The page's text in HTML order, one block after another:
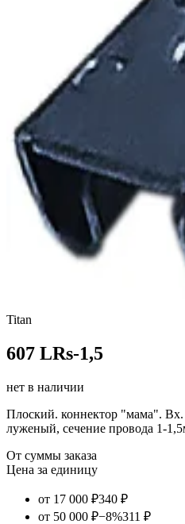
Titan
607 LRs-1,5
нет в наличии
Плоский. коннектор "мама". Вх.
луженый, сечение провода 1-
От суммы заказа
Цена за единицу
от 17 000 ₽340 ₽
от 50 000 ₽−8%311 ₽